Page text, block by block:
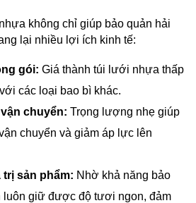
không chỉ giúp bảo quản hải
lại nhiều lợi ích kinh tế:
gói: Giá thành túi lưới nhựa thấp
các loại bao bì khác.
chuyển: Trọng lượng nhẹ giúp
chuyển và giảm áp lực lên
sản phẩm: Nhờ khả năng bảo
luôn giữ được độ tươi ngon, đảm